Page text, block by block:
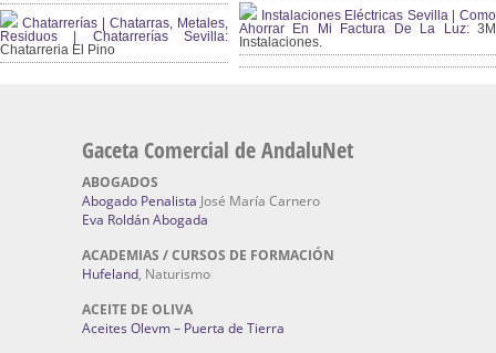
Chatarrerías | Chatarras, Metales,
Residuos | Chatarrerías Sevilla:
Chatarreria El Pino
Instalaciones Eléctricas Sevilla | Como
Ahorrar En Mi Factura De La Luz:3M
Instalaciones.
Gaceta Comercial de AndaluNet
ABOGADOS
Abogado Penalista José María Carnero
Eva Roldán Abogada
ACADEMIAS / CURSOS DE FORMACIÓN
Hufeland, Naturismo
ACEITE DE OLIVA
Aceites Olevm – Puerta de Tierra